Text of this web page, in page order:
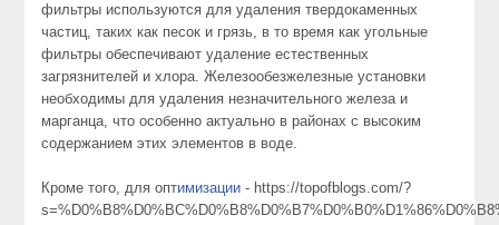
фильтры используются для удаления твердокаменных
частиц, таких как песок и грязь, в то время как угольные
фильтры обеспечивают удаление естественных
загрязнителей и хлора. Железообезжелезные установки
необходимы для удаления незначительного железа и
марганца, что особенно актуально в районах с высоким
содержанием этих элементов в воде.
Кроме того, для оптимизации - https://topofblogs.com/?